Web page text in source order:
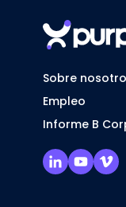
Sobre
Empleo
Informe B